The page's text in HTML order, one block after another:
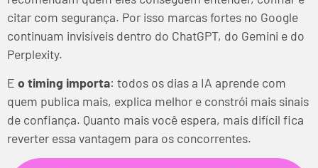
citar com segurança. Por isso marcas fortes no Google
continuam invisíveis dentro do ChatGPT, do Gemini e do
Perplexity.
E o timing importa: todos os dias a IA aprende com
quem publica mais, explica melhor e constrói mais sinais
de confiança. Quanto mais você espera, mais difícil fica
reverter essa vantagem para os concorrentes.